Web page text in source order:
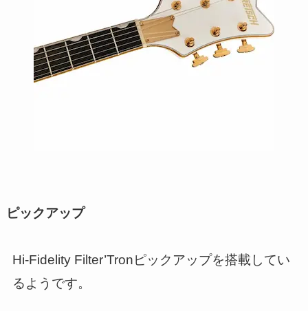
ピックアップ
Hi-Fidelity Filter’Tronピックアップを搭載してい
るようです。